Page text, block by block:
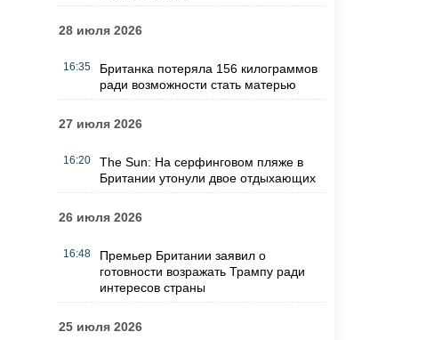
28 июля 2026
16:35
Британка потеряла 156 килограммов
ради возможности стать матерью
27 июля 2026
16:20
The Sun: На серфинговом пляже в
Британии утонули двое отдыхающих
26 июля 2026
16:48
Премьер Британии заявил о
готовности возражать Трампу ради
интересов страны
25 июля 2026